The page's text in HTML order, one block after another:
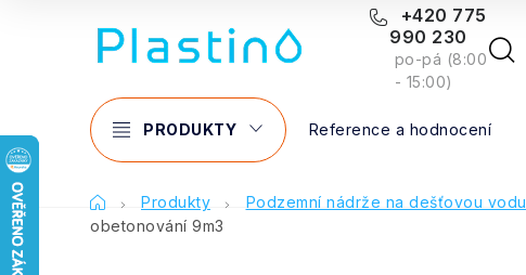
+420 775
990 230
po-pá (8:00
- 15:00)
PRODUKTY Reference a hodnocení
DomůProdukty Podzemní nádrže na dešťovou vodu
obetonování 9m3